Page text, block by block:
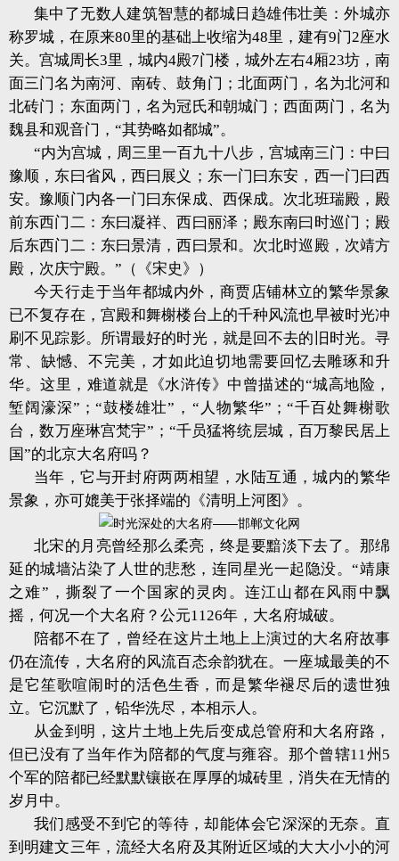
集中了无数人建筑智慧的都城日趋雄伟壮美：外城亦
称罗城，在原来80里的基础上收缩为48里，建有9门2座水
关。宫城周长3里，城内4殿7门楼，城外左右4厢23坊，南
面三门名为南河、南砖、鼓角门；北面两门，名为北河和
北砖门；东面两门，名为冠氏和朝城门；西面两门，名为
魏县和观音门，“其势略如都城”。
“内为宫城，周三里一百九十八步，宫城南三门：中曰
豫顺，东曰省风，西曰展义；东一门曰东安，西一门曰西
安。豫顺门内各一门曰东保成、西保成。次北班瑞殿，殿
前东西门二：东曰凝祥、西曰丽泽；殿东南曰时巡门；殿
后东西门二：东曰景清，西曰景和。次北时巡殿，次靖方
殿，次庆宁殿。”（《宋史》）
今天行走于当年都城内外，商贾店铺林立的繁华景象
已不复存在，宫殿和舞榭楼台上的千种风流也早被时光冲
刷不见踪影。所谓最好的时光，就是回不去的旧时光。寻
常、缺憾、不完美，才如此迫切地需要回忆去雕琢和升
华。这里，难道就是《水浒传》中曾描述的“城高地险，
堑阔濠深”；“鼓楼雄壮”，“人物繁华”；“千百处舞榭歌
台，数万座琳宫梵宇”；“千员猛将统层城，百万黎民居上
国”的北京大名府吗？
当年，它与开封府两两相望，水陆互通，城内的繁华
景象，亦可媲美于张择端的《清明上河图》。
北宋的月亮曾经那么柔亮，终是要黯淡下去了。那绵
延的城墙沾染了人世的悲愁，连同星光一起隐没。“靖康
之难”，撕裂了一个国家的灵肉。连江山都在风雨中飘
摇，何况一个大名府？公元1126年，大名府城破。
陪都不在了，曾经在这片土地上上演过的大名府故事
仍在流传，大名府的风流百态余韵犹在。一座城最美的不
是它笙歌喧闹时的活色生香，而是繁华褪尽后的遗世独
立。它沉默了，铅华洗尽，本相示人。
从金到明，这片土地上先后变成总管府和大名府路，
但已没有了当年作为陪都的气度与雍容。那个曾辖11州5
个军的陪都已经默默镶嵌在厚厚的城砖里，消失在无情的
岁月中。
我们感受不到它的等待，却能体会它深深的无奈。直
到明建文三年，流经大名府及其附近区域的大大小小的河